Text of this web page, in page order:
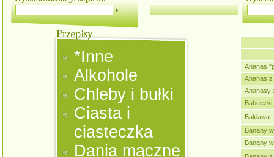
*Inne
Alkohole
Chleby i bułki
Ciasta i
ciasteczka
Dania mączne
Ananas
Ananas z
Ananasy
Baklawa
Banany
Banany